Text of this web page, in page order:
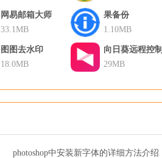
网易邮箱大师
33.1MB
果备份
1.10MB
图图去水印
18.0MB
向日葵远程控制
29MB
photoshop中安装新字体的详细方法介绍